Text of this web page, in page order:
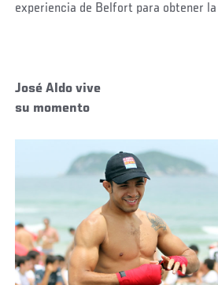
experiencia de Belfort para obtener
José Aldo vive
su momento